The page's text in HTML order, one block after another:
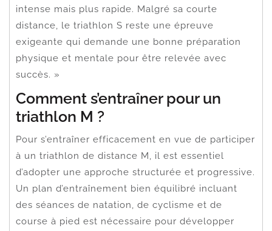
intense mais plus rapide. Malgré sa courte
distance, le triathlon S reste une épreuve
exigeante qui demande une bonne préparation
physique et mentale pour être relevée avec
succès. »
Comment s’entraîner pour un
triathlon M ?
Pour s’entraîner efficacement en vue de participer
à un triathlon de distance M, il est essentiel
d’adopter une approche structurée et progressive.
Un plan d’entraînement bien équilibré incluant
des séances de natation, de cyclisme et de
course à pied est nécessaire pour développer